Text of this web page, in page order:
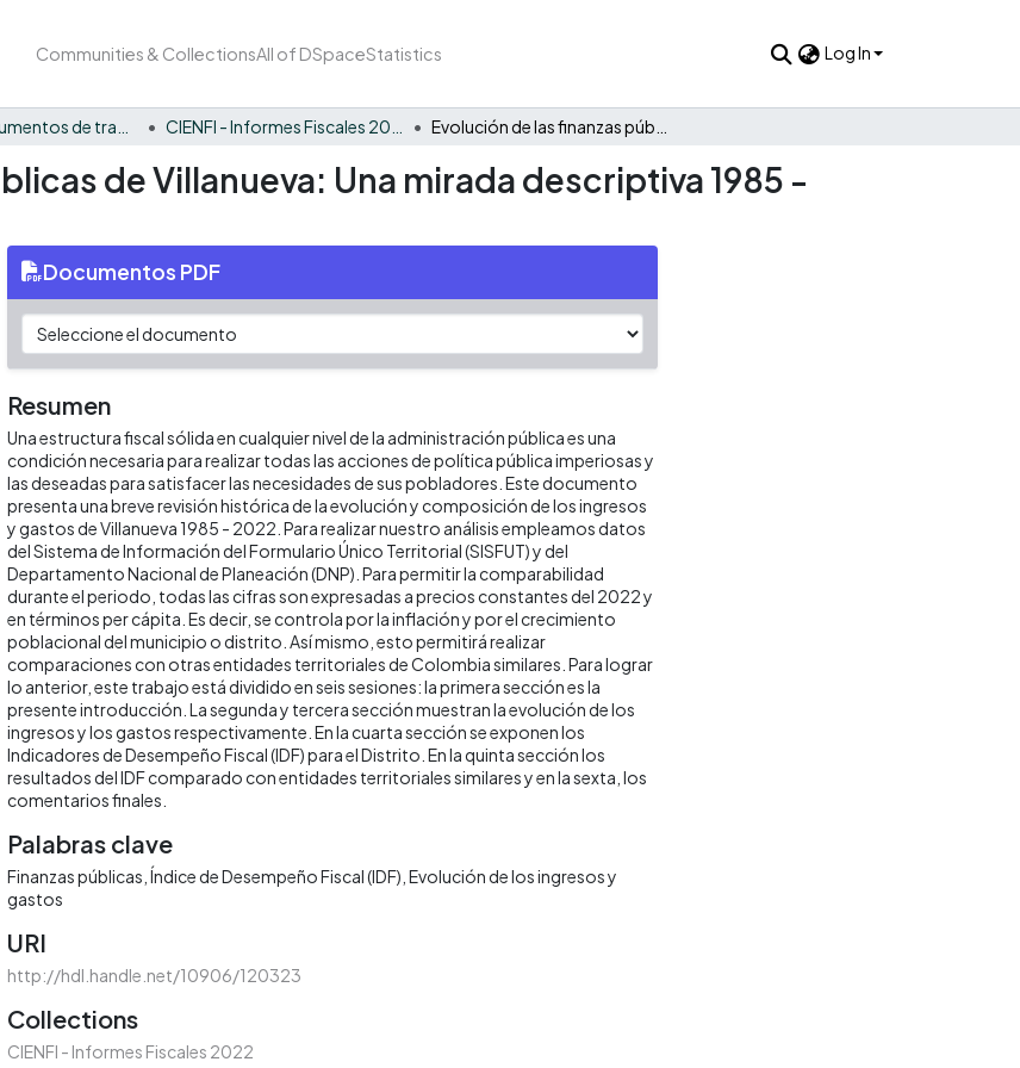
Communities & CollectionsAll of DSpaceStatistics Log In
de Villanueva: Una mirada descriptiva 1985 -
Documentos PDF
Resumen
Una estructura fiscal sólida en cualquier nivel de la administración pública es una
condición necesaria para realizar todas las acciones de política pública imperiosas y
las deseadas para satisfacer las necesidades de sus pobladores. Este documento
presenta una breve revisión histórica de la evolución y composición de los ingresos
y gastos de Villanueva 1985 - 2022. Para realizar nuestro análisis empleamos datos
del Sistema de Información del Formulario Único Territorial (SISFUT) y del
Departamento Nacional de Planeación (DNP). Para permitir la comparabilidad
durante el periodo, todas las cifras son expresadas a precios constantes del 2022 y
en términos per cápita. Es decir, se controla por la inflación y por el crecimiento
poblacional del municipio o distrito. Así mismo, esto permitirá realizar
comparaciones con otras entidades territoriales de Colombia similares. Para lograr
lo anterior, este trabajo está dividido en seis sesiones: la primera sección es la
presente introducción. La segunda y tercera sección muestran la evolución de los
ingresos y los gastos respectivamente. En la cuarta sección se exponen los
Indicadores de Desempeño Fiscal (IDF) para el Distrito. En la quinta sección los
resultados del IDF comparado con entidades territoriales similares y en la sexta, los
comentarios finales.
Palabras clave
Finanzas públicas Índice de Desempeño Fiscal (IDF) Evolución de los ingresos y
gastos
URI
http://hdl.handle.net/10906/120323
Collections
CIENFI - Informes Fiscales 2022